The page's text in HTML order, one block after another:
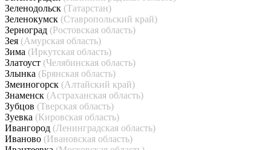
Зеленодольск (Татарстан)
Зеленокумск (Ставропольский край)
Зерноград (Ростовская область)
Зея (Амурская область)
Зима (Иркутская область)
Златоуст (Челябинская область)
Злынка (Брянская область)
Змеиногорск (Алтайский край)
Знаменск (Астраханская область)
Зубцов (Тверская область)
Зуевка (Кировская область)
Ивангород (Ленинградская область)
Иваново (Ивановская область)